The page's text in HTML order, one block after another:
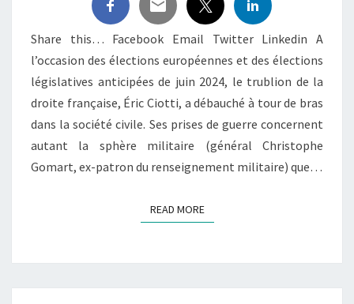
Share this… Facebook Email Twitter Linkedin A
l’occasion des élections européennes et des élections
législatives anticipées de juin 2024, le trublion de la
droite française, Éric Ciotti, a débauché à tour de bras
dans la société civile. Ses prises de guerre concernent
autant la sphère militaire (général Christophe
Gomart, ex-patron du renseignement militaire) que…
READ MOREREAD MORE